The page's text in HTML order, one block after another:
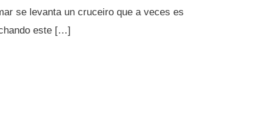
se levanta un cruceiro que a veces es
este […]